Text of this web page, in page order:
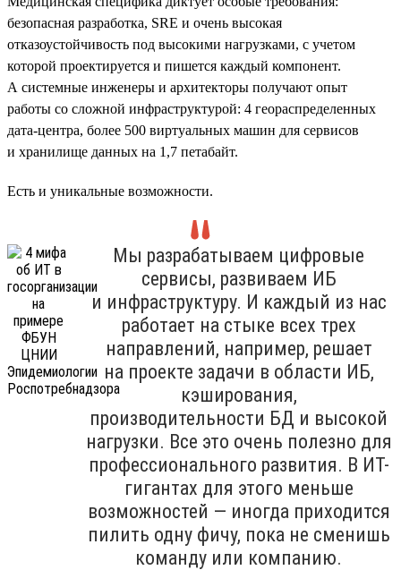
безопасная разработка, SRE и очень высокая
отказоустойчивость под высокими нагрузками, с учетом
которой проектируется и пишется каждый компонент.
А системные инженеры и архитекторы получают опыт
работы со сложной инфраструктурой: 4 геораспределенных
дата-центра, более 500 виртуальных машин для сервисов
и хранилище данных на 1,7 петабайт.
Есть и уникальные возможности.
Мы разрабатываем цифровые
сервисы, развиваем ИБ
и инфраструктуру. И каждый из нас
работает на стыке всех трех
направлений, например, решает
на проекте задачи в области ИБ,
кэширования,
производительности БД и высокой
нагрузки. Все это очень полезно для
профессионального развития. В ИТ-
гигантах для этого меньше
возможностей — иногда приходится
пилить одну фичу, пока не сменишь
команду или компанию.